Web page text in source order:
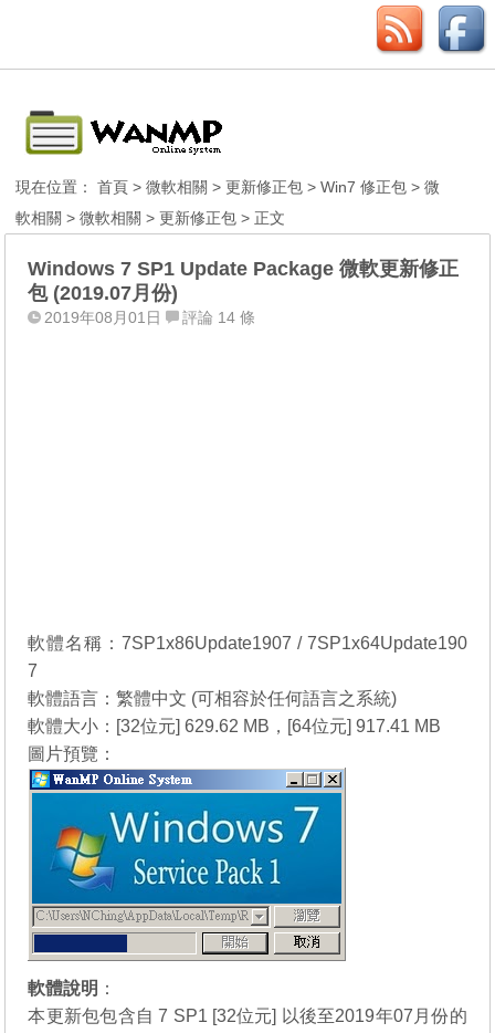
現在位置：首頁 >微軟相關 >更新修正包 >Win7 修正包 >微
軟相關 >微軟相關 >更新修正包 > 正文
Windows 7 SP1 Update Package 微軟更新修正
包 (2019.07月份)
2019年08月01日 評論 14 條
軟體名稱：7SP1x86Update1907 / 7SP1x64Update190
7
軟體語言：繁體中文 (可相容於任何語言之系統)
軟體大小：[32位元] 629.62 MB，[64位元] 917.41 MB
圖片預覽：
軟體說明 ：
本更新包包含自 7 SP1 [32位元] 以後至2019年07月份的